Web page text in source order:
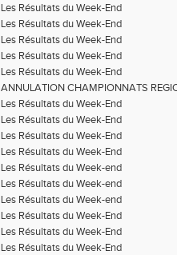
Les Résultats du Week-End
Les Résultats du Week-End
Les Résultats du Week-End
Les Résultats du Week-End
Les Résultats du Week-End
ANNULATION CHAMPIONNATS
Les Résultats du Week-End
Les Résultats du Week-End
Les Résultats du Week-End
Les Résultats du Week-End
Les Résultats du Week-end
Les Résultats du Week-end
Les Résultats du Week-end
Les Résultats du Week-End
Les Résultats du Week-End
Les Résultats du Week-End